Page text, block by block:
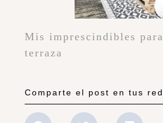
Mis imprescindibles
terraza
Comparte el post en tus